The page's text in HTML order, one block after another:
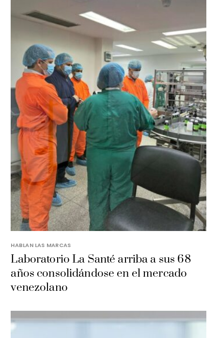
HABLAN LAS MARCAS
Laboratorio La Santé arriba a sus 68
años consolidándose en el mercado
venezolano